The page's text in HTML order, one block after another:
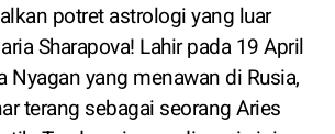
potret astrologi yang luar
Sharapova! Lahir pada 19 April
Nyagan yang menawan di Rusia,
terang sebagai seorang Aries